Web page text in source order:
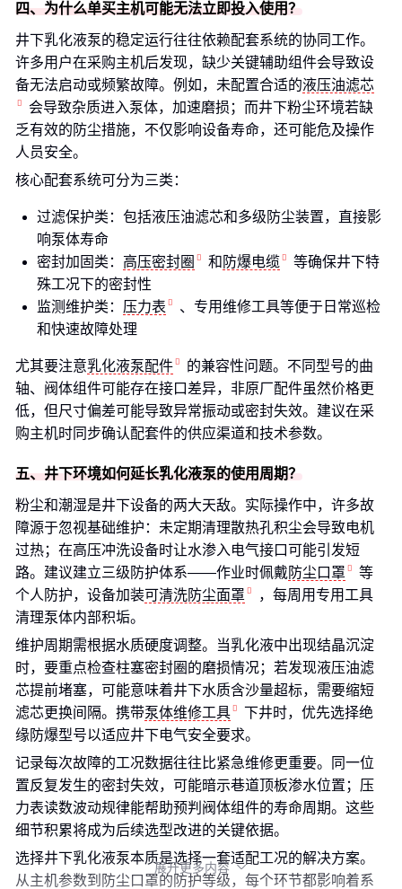
四、为什么单买主机可能无法立即投入使用？
井下乳化液泵的稳定运行往往依赖配套系统的协同工作。
许多用户在采购主机后发现，缺少关键辅助组件会导致设
备无法启动或频繁故障。例如，未配置合适的液压油滤芯
会导致杂质进入泵体，加速磨损；而井下粉尘环境若缺
乏有效的防尘措施，不仅影响设备寿命，还可能危及操作
人员安全。
核心配套系统可分为三类：
过滤保护类：包括液压油滤芯和多级防尘装置，直接影
响泵体寿命
密封加固类： 高压密封圈 和 防爆电缆
等确保井下特
殊工况下的密封性
监测维护类： 压力表
、专用维修工具等便于日常巡检
和快速故障处理
尤其要注意乳化液泵配件
的兼容性问题。不同型号的曲
轴、阀体组件可能存在接口差异，非原厂配件虽然价格更
低，但尺寸偏差可能导致异常振动或密封失效。建议在采
购主机时同步确认配套件的供应渠道和技术参数。
五、井下环境如何延长乳化液泵的使用周期？
粉尘和潮湿是井下设备的两大天敌。实际操作中，许多故
障源于忽视基础维护：未定期清理散热孔积尘会导致电机
过热；在高压冲洗设备时让水渗入电气接口可能引发短
路。建议建立三级防护体系——作业时佩戴 防尘口罩
等
个人防护，设备加装可清洗防尘面罩
，每周用专用工具
清理泵体内部积垢。
维护周期需根据水质硬度调整。当乳化液中出现结晶沉淀
时，要重点检查柱塞密封圈的磨损情况；若发现液压油滤
芯提前堵塞，可能意味着井下水质含沙量超标，需要缩短
滤芯更换间隔。携带泵体维修工具
下井时，优先选择绝
缘防爆型号以适应井下电气安全要求。
记录每次故障的工况数据往往比紧急维修更重要。同一位
置反复发生的密封失效，可能暗示巷道顶板渗水位置；压
力表读数波动规律能帮助预判阀体组件的寿命周期。这些
细节积累将成为后续选型改进的关键依据。
选择井下乳化液泵本质是选择一套适配工况的解决方案。
从主机参数到防尘口罩的防护等级，每个环节都影响着系
展开更多内容 